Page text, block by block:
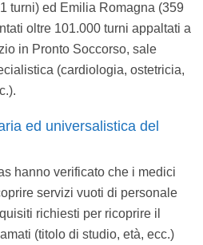
turni) ed Emilia Romagna (359
oltre 101.000 turni appaltati a
in Pronto Soccorso, sale
(cardiologia, ostetricia,
ed universalistica del
hanno verificato che i medici
servizi vuoti di personale
richiesti per ricoprire il
(titolo di studio, età, ecc.)